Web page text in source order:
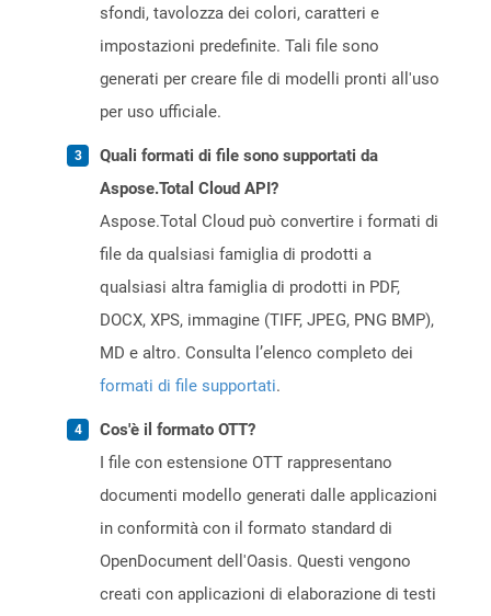
sfondi, tavolozza dei colori, caratteri e
impostazioni predefinite. Tali file sono
generati per creare file di modelli pronti all'uso
per uso ufficiale.
Quali formati di file sono supportati da
Aspose.Total Cloud API?
Aspose.Total Cloud può convertire i formati di
file da qualsiasi famiglia di prodotti a
qualsiasi altra famiglia di prodotti in PDF,
DOCX, XPS, immagine (TIFF, JPEG, PNG BMP),
MD e altro. Consulta l’elenco completo dei
formati di file supportati.
Cos'è il formato OTT?
I file con estensione OTT rappresentano
documenti modello generati dalle applicazioni
in conformità con il formato standard di
OpenDocument dell'Oasis. Questi vengono
creati con applicazioni di elaborazione di testi